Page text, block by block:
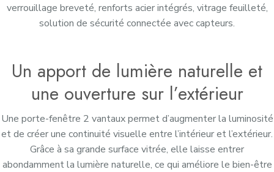
verrouillage breveté, renforts acier intégrés, vitrage feuilleté,
solution de sécurité connectée avec capteurs.
Un apport de lumière naturelle et
une ouverture sur l’extérieur
Une porte-fenêtre 2 vantaux permet d’augmenter la luminosité
et de créer une continuité visuelle entre l’intérieur et l’extérieur.
Grâce à sa grande surface vitrée, elle laisse entrer
abondamment la lumière naturelle, ce qui améliore le bien-être